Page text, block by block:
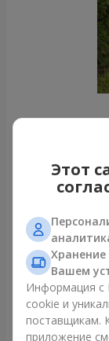
Этот
Вашем
Информация с
cookie и
поставщикам.
приложение